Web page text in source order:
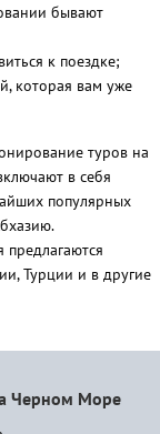
бывают
к поездке;
которая вам уже
туров на
в себя
популярных
Турции и в другие
Черном Море